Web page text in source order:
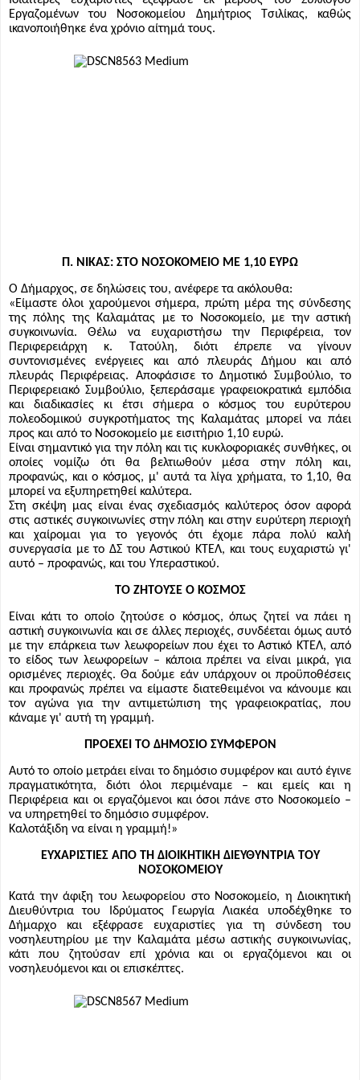
Εργαζομένων του Νοσοκομείου Δημήτριος Τσιλίκας, καθώς
ικανοποιήθηκε ένα χρόνιο αίτημά τους.
Π. ΝΙΚΑΣ: ΣΤΟ ΝΟΣΟΚΟΜΕΙΟ ΜΕ 1,10 ΕΥΡΩ
Ο Δήμαρχος, σε δηλώσεις του, ανέφερε τα ακόλουθα:
«Είμαστε όλοι χαρούμενοι σήμερα, πρώτη μέρα της σύνδεσης
της πόλης της Καλαμάτας με το Νοσοκομείο, με την αστική
συγκοινωνία. Θέλω να ευχαριστήσω την Περιφέρεια, τον
Περιφερειάρχη κ. Τατούλη, διότι έπρεπε να γίνουν
συντονισμένες ενέργειες και από πλευράς Δήμου και από
πλευράς Περιφέρειας. Αποφάσισε το Δημοτικό Συμβούλιο, το
Περιφερειακό Συμβούλιο, ξεπεράσαμε γραφειοκρατικά εμπόδια
και διαδικασίες κι έτσι σήμερα ο κόσμος του ευρύτερου
πολεοδομικού συγκροτήματος της Καλαμάτας μπορεί να πάει
προς και από το Νοσοκομείο με εισιτήριο 1,10 ευρώ.
Είναι σημαντικό για την πόλη και τις κυκλοφοριακές συνθήκες, οι
οποίες νομίζω ότι θα βελτιωθούν μέσα στην πόλη και,
προφανώς, και ο κόσμος, μ' αυτά τα λίγα χρήματα, το 1,10, θα
μπορεί να εξυπηρετηθεί καλύτερα.
Στη σκέψη μας είναι ένας σχεδιασμός καλύτερος όσον αφορά
στις αστικές συγκοινωνίες στην πόλη και στην ευρύτερη περιοχή
και χαίρομαι για το γεγονός ότι έχομε πάρα πολύ καλή
συνεργασία με το ΔΣ του Αστικού ΚΤΕΛ, και τους ευχαριστώ γι'
αυτό – προφανώς, και του Υπεραστικού.
ΤΟ ΖΗΤΟΥΣΕ Ο ΚΟΣΜΟΣ
Είναι κάτι το οποίο ζητούσε ο κόσμος, όπως ζητεί να πάει η
αστική συγκοινωνία και σε άλλες περιοχές, συνδέεται όμως αυτό
με την επάρκεια των λεωφορείων που έχει το Αστικό ΚΤΕΛ, από
το είδος των λεωφορείων – κάποια πρέπει να είναι μικρά, για
ορισμένες περιοχές. Θα δούμε εάν υπάρχουν οι προϋποθέσεις
και προφανώς πρέπει να είμαστε διατεθειμένοι να κάνουμε και
τον αγώνα για την αντιμετώπιση της γραφειοκρατίας, που
κάναμε γι' αυτή τη γραμμή.
ΠΡΟΕΧΕΙ ΤΟ ΔΗΜΟΣΙΟ ΣΥΜΦΕΡΟΝ
Αυτό το οποίο μετράει είναι το δημόσιο συμφέρον και αυτό έγινε
πραγματικότητα, διότι όλοι περιμέναμε – και εμείς και η
Περιφέρεια και οι εργαζόμενοι και όσοι πάνε στο Νοσοκομείο –
να υπηρετηθεί το δημόσιο συμφέρον.
Καλοτάξιδη να είναι η γραμμή!»
ΕΥΧΑΡΙΣΤΙΕΣ ΑΠΟ ΤΗ ΔΙΟΙΚΗΤΙΚΗ ΔΙΕΥΘΥΝΤΡΙΑ ΤΟΥ
ΝΟΣΟΚΟΜΕΙΟΥ
Κατά την άφιξη του λεωφορείου στο Νοσοκομείο, η Διοικητική
Διευθύντρια του Ιδρύματος Γεωργία Λιακέα υποδέχθηκε το
Δήμαρχο και εξέφρασε ευχαριστίες για τη σύνδεση του
νοσηλευτηρίου με την Καλαμάτα μέσω αστικής συγκοινωνίας,
κάτι που ζητούσαν επί χρόνια και οι εργαζόμενοι και οι
νοσηλευόμενοι και οι επισκέπτες.